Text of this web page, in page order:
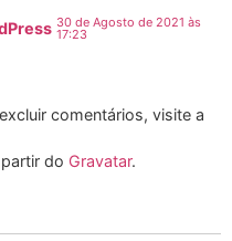
30 de Agosto de 2021 às
17:23
comentários, visite a
do Gravatar.